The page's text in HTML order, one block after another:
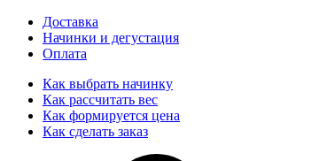
Доставка
Начинки и дегустация
Оплата
Как выбрать начинку
Как рассчитать вес
Как формируется цена
Как сделать заказ